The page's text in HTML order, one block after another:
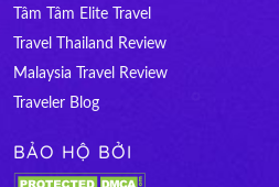
Tâm Tâm Elite Travel
Travel Thailand Review
Malaysia Travel Review
Traveler Blog
BẢO HỘ BỞI